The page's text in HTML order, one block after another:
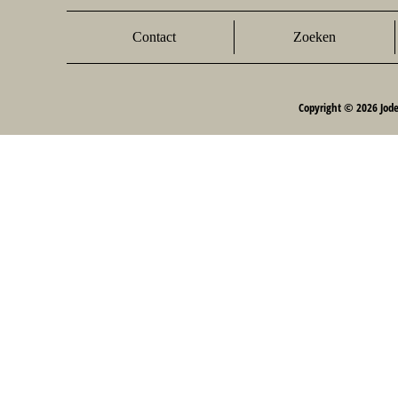
Contact Zoeken
Copyright © 2026